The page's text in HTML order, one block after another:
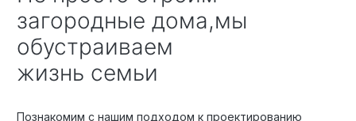
загородные дома,мы
обустраиваем
жизнь семьи
Познакомим с нашим подходом к проектированию